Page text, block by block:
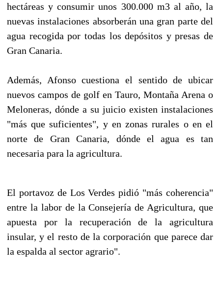
hectáreas y consumir unos 300.000 m3 al año, la
nuevas instalaciones absorberán una gran parte del
agua recogida por todas los depósitos y presas de
Gran Canaria.
Además, Afonso cuestiona el sentido de ubicar
nuevos campos de golf en Tauro, Montaña Arena o
Meloneras, dónde a su juicio existen instalaciones
"más que suficientes", y en zonas rurales o en el
norte de Gran Canaria, dónde el agua es tan
necesaria para la agricultura.
El portavoz de Los Verdes pidió "más coherencia"
entre la labor de la Consejería de Agricultura, que
apuesta por la recuperación de la agricultura
insular, y el resto de la corporación que parece dar
la espalda al sector agrario".